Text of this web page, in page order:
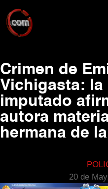
Crimen de
Vichigasta: la
imputado
autora
hermana de
20 de